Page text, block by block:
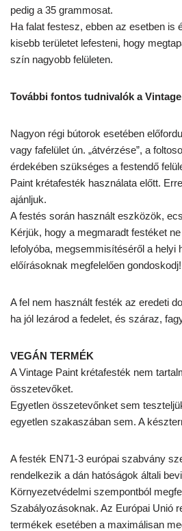
pedig a 35 grammosat.
Ha falat festesz, ebben az esetben is
kisebb területet lefesteni, hogy
szín nagyobb felületen.
További fontos tudnivalók a
Nagyon régi bútorok esetében
vagy fafelület ún. „átvérzése”, a
érdekében szükséges a festendő
Paint krétafesték használata előtt.
ajánljuk.
A festés során használt eszközök,
Kérjük, hogy a megmaradt festéket
lefolyóba, megsemmisítéséről a helyi
előírásoknak megfelelően gondoskodj!
A fel nem használt festék az eredeti
ha jól lezárod a fedelet, és száraz,
VEGÁN TERMÉK
A Vintage Paint krétafesték nem
összetevőket.
Egyetlen összetevőnket sem
egyetlen szakaszában sem. A
A festék EN71-3 európai szabvány
rendelkezik a dán hatóságok általi
Környezetvédelmi szempontból
Szabályozásoknak. Az Európai Unió
termékek esetében a maximálisan